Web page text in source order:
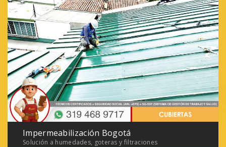
Impermeabilización Bogotá
Solución a humedades, goteras y filtraciones